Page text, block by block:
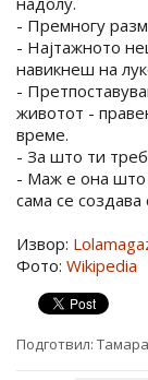
- Премногу
- Најтажното
навикнеш на
-
животот -
време.
- За што ти
- Маж е она што
сама се создава
Извор:
Фото: Wikipedia
Подготвил: